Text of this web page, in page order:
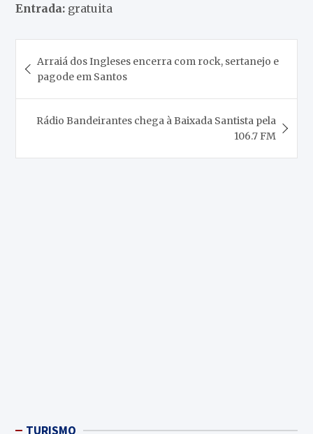
Entrada:gratuita
de
Post
Arraiá dos Ingleses encerra com rock, sertanejo e
pagode em Santos
Rádio Bandeirantes chega à Baixada Santista pela
106.7 FM
TURISMO